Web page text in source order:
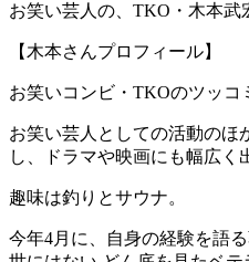
お笑い芸人の、TKO・木本武
【木本さんプロフィール】
お笑いコンビ・TKOのツッコ
お笑い芸人としての活動のほ
し、ドラマや映画にも幅広く
趣味は釣りとサウナ。
今年4月に、自身の経験を語